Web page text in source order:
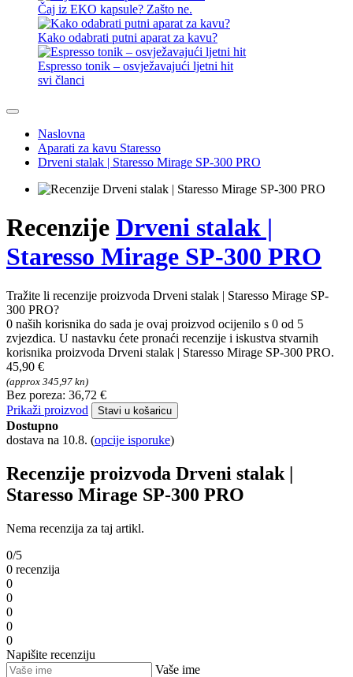
Čaj iz EKO kapsule? Zašto ne.
Kako odabrati putni aparat za kavu?
Espresso tonik – osvježavajući ljetni hit
svi članci
Naslovna
Aparati za kavu Staresso
Drveni stalak | Staresso Mirage SP-300 PRO
Recenzije Drveni stalak |
Staresso Mirage SP-300 PRO
Tražite li recenzije proizvoda Drveni stalak | Staresso Mirage SP-
300 PRO?
0 naših korisnika do sada je ovaj proizvod ocijenilo s 0 od 5
zvjezdica. U nastavku ćete pronaći recenzije i iskustva stvarnih
korisnika proizvoda Drveni stalak | Staresso Mirage SP-300 PRO.
45,90 €
(approx 345,97 kn)
Bez poreza: 36,72 €
Prikaži proizvod
Stavi u košaricu
Dostupno
dostava na 10.8. (opcije isporuke)
Recenzije proizvoda Drveni stalak |
Staresso Mirage SP-300 PRO
Nema recenzija za taj artikl.
0/5
0 recenzija
0
0
0
0
0
Napišite recenziju
Vaše ime